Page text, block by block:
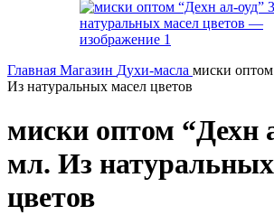
Главная Магазин Духи-масла миски
Из натуральных масел цветов
миски оптом “Дехн
мл. Из
цветов